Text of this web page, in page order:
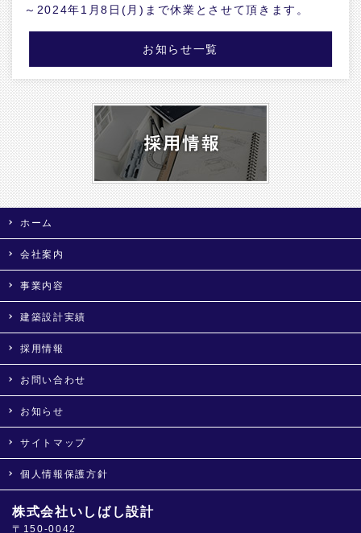
お知らせ一覧
～2024年1月8日(月)まで休業とさせて頂きます。
ホーム
会社案内
事業内容
建築設計実績
採用情報
お問い合わせ
お知らせ
サイトマップ
個人情報保護方針
株式会社いしばし設計
〒150-0042